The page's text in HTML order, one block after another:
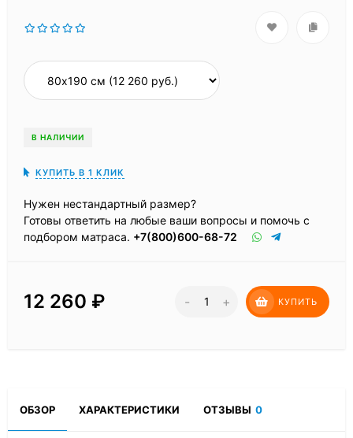
В НАЛИЧИИ
КУПИТЬ В 1 КЛИК
Нужен нестандартный размер?
Готовы ответить на любые ваши вопросы и помочь с
подбором матраса. +7(800)600-68-72
12 260 ₽ - + КУПИТЬ
ОБЗОР ХАРАКТЕРИСТИКИ ОТЗЫВЫ 0